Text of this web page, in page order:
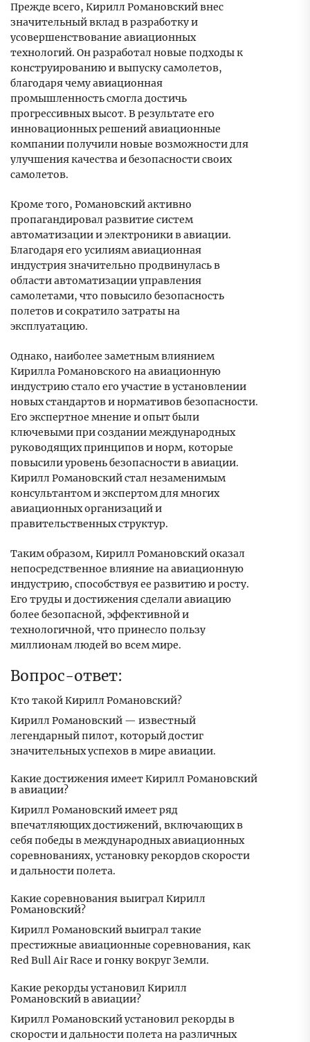
Прежде всего, Кирилл Романовский внес
значительный вклад в разработку и
усовершенствование авиационных
технологий. Он разработал новые подходы к
конструированию и выпуску самолетов,
благодаря чему авиационная
промышленность смогла достичь
прогрессивных высот. В результате его
инновационных решений авиационные
компании получили новые возможности для
улучшения качества и безопасности своих
самолетов.
Кроме того, Романовский активно
пропагандировал развитие систем
автоматизации и электроники в авиации.
Благодаря его усилиям авиационная
индустрия значительно продвинулась в
области автоматизации управления
самолетами, что повысило безопасность
полетов и сократило затраты на
эксплуатацию.
Однако, наиболее заметным влиянием
Кирилла Романовского на авиационную
индустрию стало его участие в установлении
новых стандартов и нормативов безопасности.
Его экспертное мнение и опыт были
ключевыми при создании международных
руководящих принципов и норм, которые
повысили уровень безопасности в авиации.
Кирилл Романовский стал незаменимым
консультантом и экспертом для многих
авиационных организаций и
правительственных структур.
Таким образом, Кирилл Романовский оказал
непосредственное влияние на авиационную
индустрию, способствуя ее развитию и росту.
Его труды и достижения сделали авиацию
более безопасной, эффективной и
технологичной, что принесло пользу
миллионам людей во всем мире.
Вопрос-ответ:
Кто такой Кирилл Романовский?
Кирилл Романовский — известный
легендарный пилот, который достиг
значительных успехов в мире авиации.
Какие достижения имеет Кирилл Романовский
в авиации?
Кирилл Романовский имеет ряд
впечатляющих достижений, включающих в
себя победы в международных авиационных
соревнованиях, установку рекордов скорости
и дальности полета.
Какие соревнования выиграл Кирилл
Романовский?
Кирилл Романовский выиграл такие
престижные авиационные соревнования, как
Red Bull Air Race и гонку вокруг Земли.
Какие рекорды установил Кирилл
Романовский в авиации?
Кирилл Романовский установил рекорды в
скорости и дальности полета на различных